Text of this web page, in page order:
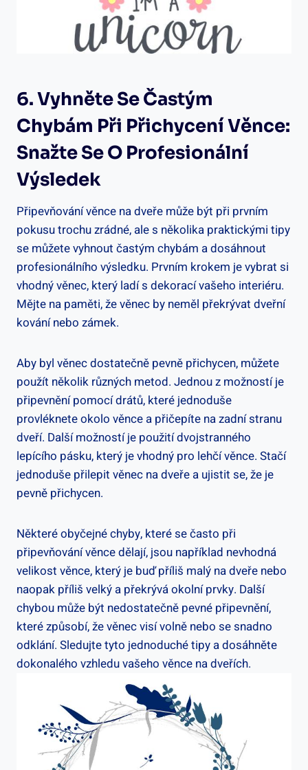
6.​ Vyhněte Se Častým
Chybám Při Přichycení ‌věnce:
Snažte Se O Profesionální
‍výsledek
Připevňování věnce na ⁣dveře může být při prvním
pokusu trochu zrádné, ale s ⁤několika⁣ praktickými tipy
se můžete vyhnout častým chybám a dosáhnout
profesionálního výsledku. ⁤Prvním krokem⁢ je vybrat si
vhodný věnec, který ladí s dekorací vašeho interiéru.
Mějte na ⁤paměti, že věnec by neměl překrývat dveřní
kování nebo zámek.
Aby byl věnec dostatečně pevně přichycen, můžete
použít několik různých metod. Jednou z možností je
připevnění pomocí‍ drátů, které jednoduše
provléknete ‍okolo věnce a přičepíte na zadní stranu
dveří. Další možností ⁣je použití⁣ dvojstranného
⁣lepícího pásku, který​ je vhodný pro lehčí věnce. Stačí
jednoduše přilepit‍ věnec na dveře a ujistit se,​ že je
pevně přichycen.
Některé obyčejné chyby, které se často při
připevňování věnce dělají, ‌jsou‌ například nevhodná
⁢velikost⁣ věnce, který je ⁣buď příliš malý​ na dveře nebo
naopak příliš velký a překrývá okolní prvky. Další
chybou může⁤ být nedostatečně pevné připevnění,
které způsobí, že věnec visí volně ‍nebo se snadno
odklání. Sledujte tyto jednoduché ⁣tipy​ a dosáhněte
dokonalého vzhledu vašeho věnce na dveřích.